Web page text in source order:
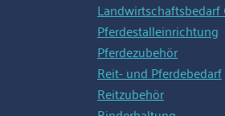
Pferdestalleinrichtung
Pferdezubehör
Reit- und Pferdebedarf
Reitzubehör